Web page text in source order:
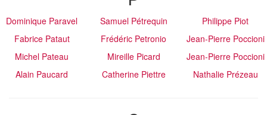
Dominique Paravel
Fabrice Pataut
Michel Pateau
Alain Paucard
Samuel Pétrequin
Frédéric Petronio
Mireille Picard
Catherine Piettre
Philippe Piot
Jean-Pierre Poccioni
Jean-Pierre Poccioni
Nathalie Prézeau